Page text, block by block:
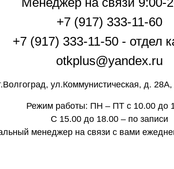
+7 (917) 333-11-60
Режим работы: ПН – ПТ с 10.00 до
С 15.00 до 18.00 – по записи
менеджер на связи с вами
+7 (917) 333-11-50 - отдел
otkplus@yandex.ru
ул.Коммунистическая, д.